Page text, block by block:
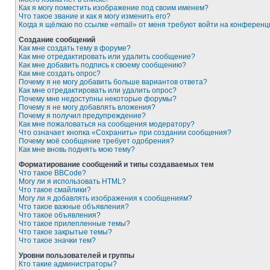
Как я могу поместить изображение под своим именем?
Что такое звание и как я могу изменить его?
Когда я щёлкаю по ссылке «email» от меня требуют войти на
Создание сообщений
Как мне создать тему в форуме?
Как мне отредактировать или удалить сообщение?
Как мне добавить подпись к своему сообщению?
Как мне создать опрос?
Почему я не могу добавить больше вариантов ответа?
Как мне отредактировать или удалить опрос?
Почему мне недоступны некоторые форумы?
Почему я не могу добавлять вложения?
Почему я получил предупреждение?
Как мне пожаловаться на сообщения модератору?
Что означает кнопка «Сохранить» при создании сообщения?
Почему моё сообщение требует одобрения?
Как мне вновь поднять мою тему?
Форматирование сообщений и типы создаваемых тем
Что такое BBCode?
Могу ли я использовать HTML?
Что такое смайлики?
Могу ли я добавлять изображения к сообщениям?
Что такое важные объявления?
Что такое объявления?
Что такое прилепленные темы?
Что такое закрытые темы?
Что такое значки тем?
Уровни пользователей и группы
Кто такие администраторы?